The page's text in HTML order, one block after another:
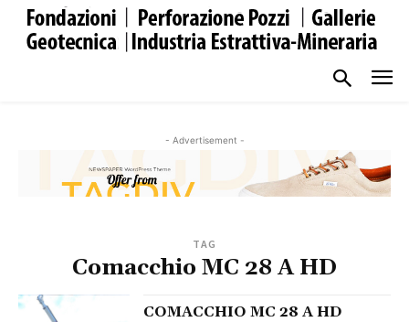
- Advertisement -
TAG
Comacchio MC 28 A HD
COMACCHIO MC 28 A HD